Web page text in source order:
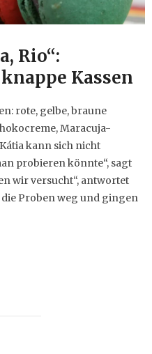
Rio“:
Kassen
rote, gelbe, braune
Maracuja-
kann sich nicht
probieren könnte“, sagt
wir versucht“, antwortet
die Proben weg und gingen